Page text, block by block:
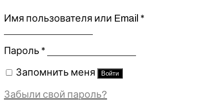
Имя пользователя или Email *Обязательно
Пароль *Обязательно
Запомнить меня Войти
Забыли свой пароль?